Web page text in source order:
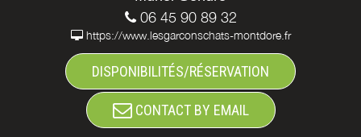
06 45 90 89 32
https://www.lesgarconschats-montdore.fr
DISPONIBILITÉS/RÉSERVATION
CONTACT BY EMAIL